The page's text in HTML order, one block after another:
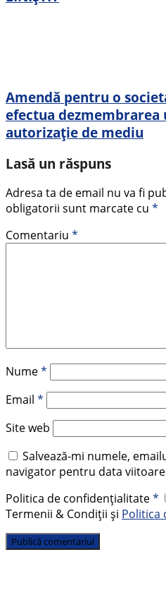
Amendă pentru o
efectua dezmembrarea
autorizație de mediu
Lasă un răspuns
Adresa ta de email nu va fi
obligatorii sunt marcate cu *
Comentariu *
Nume*
Email *
Site web
Salvează-mi numele,
navigator pentru data
Politica de confidențialitate*
Termenii & Condiții și Politica